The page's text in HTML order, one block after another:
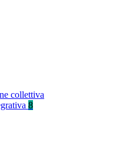
collettiva
8